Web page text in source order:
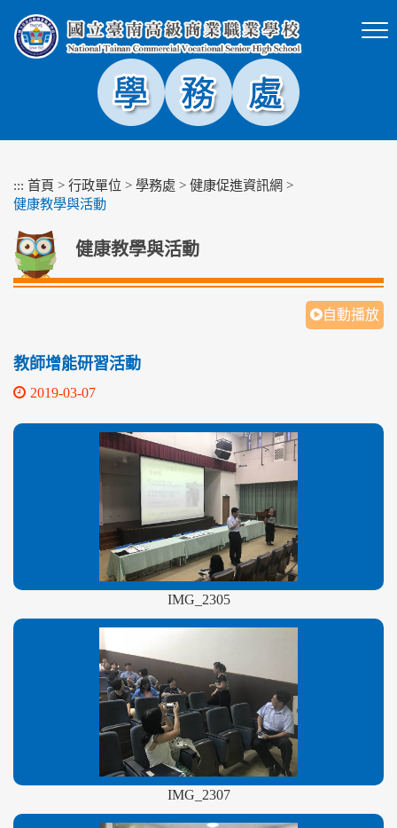
塊
::: 首頁 > 行政單位 > 學務處 > 健康促進資訊網 >
健康教學與活動
健康教學與活動
自動播放
教師增能研習活動
2019-03-07
IMG_2305
IMG_2307